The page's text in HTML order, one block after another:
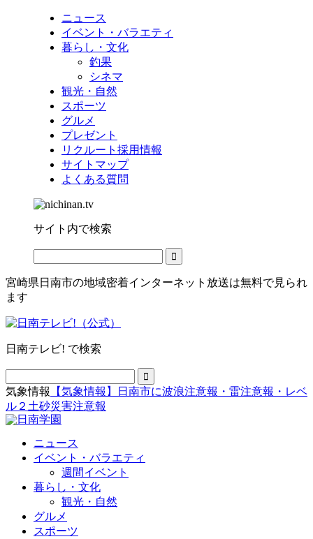
ニュース
イベント・バラエティ
暮らし・文化
釣果
シネマ
観光・自然
スポーツ
グルメ
プレゼント
リクルート採用情報
サイトマップ
よくある質問
サイト内で検索
宮崎県日南市の地域密着インターネット放送は無料で見られ
ます
日南テレビ! で検索
気象情報
【気象情報】日南市に波浪注意報・雷注意報・レベ
ル２土砂災害注意報
ニュース
イベント・バラエティ
週間イベント
暮らし・文化
観光・自然
グルメ
スポーツ